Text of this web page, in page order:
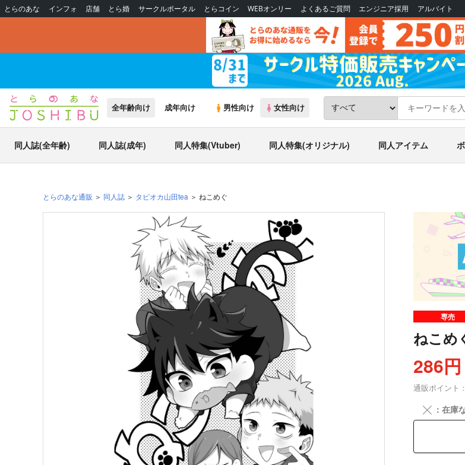
とらのあな インフォ 店舗 とら婚 サークルポータル とらコイン WEBオンリー よくあるご質問 エンジニア採用 アルバイト
全年齢向け 成年向け 男性向け 女性向け
同人誌(全年齢) 同人誌(成年) 同人特集(Vtuber) 同人特集(オリジナル) 同人アイテム
とらのあな通販 同人誌 タピオカ山田tea ねこめぐ
専売
ねこめ
286円
通販ポイント：
╳ ：在庫